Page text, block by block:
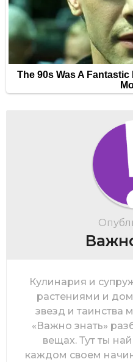
Кулинария и
растениями и
звезд и таинства
«Важно знать»
вещах. Тут ты
каждом своем